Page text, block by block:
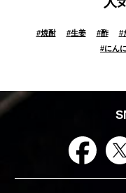
#焼酎 #生姜 #酢 #
#にん